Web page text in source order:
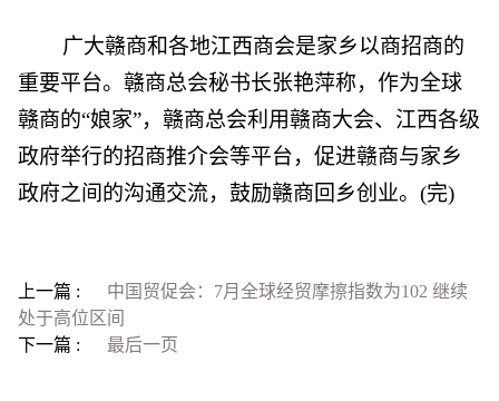
广大赣商和各地江西商会是家乡以商招商的
重要平台。赣商总会秘书长张艳萍称，作为全球
赣商的“娘家”，赣商总会利用赣商大会、江西各级
政府举行的招商推介会等平台，促进赣商与家乡
政府之间的沟通交流，鼓励赣商回乡创业。(完)
上一篇 :
中国贸促会：7月全球经贸摩擦指数为102 继续
处于高位区间
下一篇 :
最后一页